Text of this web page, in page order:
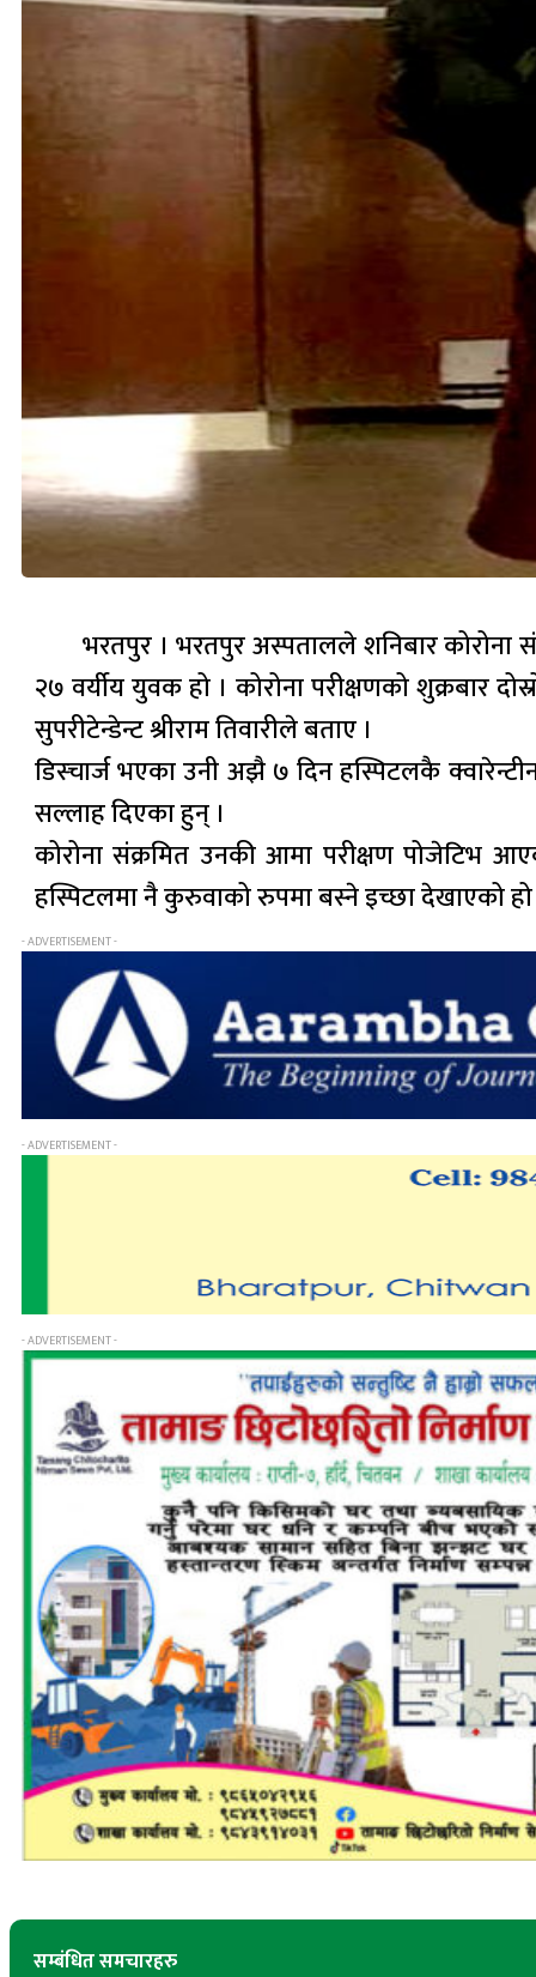
भरतपुर । भरतपुर अस्पतालले शनिबार कोरोना
२७ वर्यीय युवक हो । कोरोना परीक्षणको शुक्रबार
सुपरीटेन्डेन्ट श्रीराम तिवारीले बताए ।
डिस्चार्ज भएका उनी अझै ७ दिन हस्पिटलकै
सल्लाह दिएका हुन् ।
कोरोना संक्रमित उनकी आमा परीक्षण पोजेटिभ
हस्पिटलमा नै कुरुवाको रुपमा बस्ने इच्छा देखाएको
- ADVERTISEMENT -
- ADVERTISEMENT -
- ADVERTISEMENT -
सम्बंधित समचारहरु